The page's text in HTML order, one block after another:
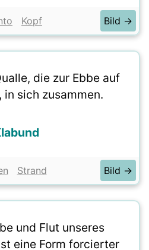
Kopf Bild →
die zur Ebbe auf
in sich zusammen.
Strand Bild →
und Flut unseres
eine Form forcierter